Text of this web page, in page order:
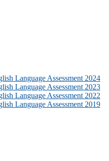
Language Assessment 2024
Language Assessment 2023
Language Assessment 2022
Language Assessment 2019